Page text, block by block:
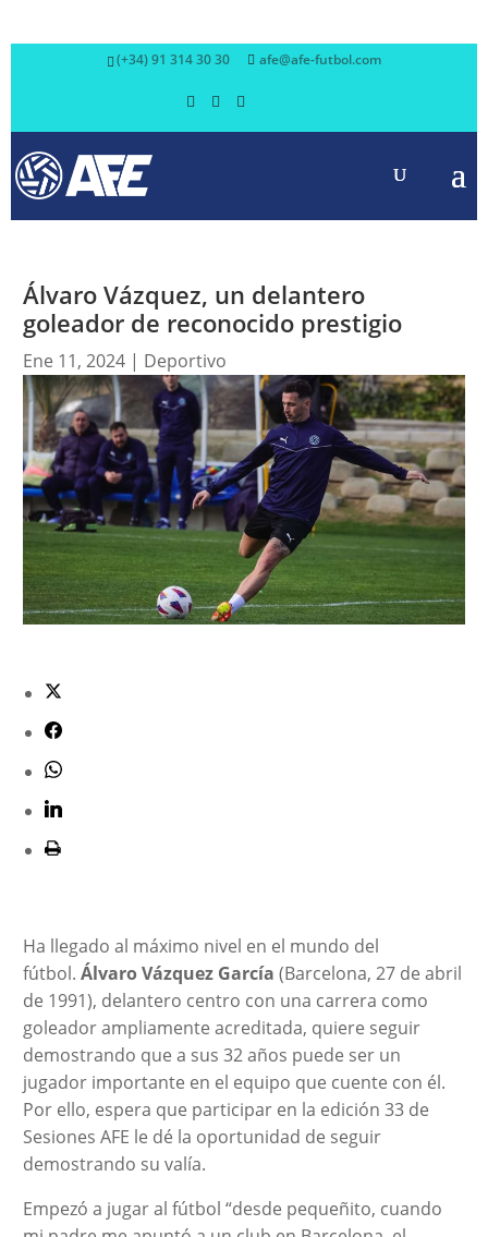
(+34) 91 314 30 30 afe@afe-futbol.com
Álvaro Vázquez, un delantero
goleador de reconocido prestigio
Ene 11, 2024| Deportivo
Ha llegado al máximo nivel en el mundo del
fútbol. Álvaro Vázquez García (Barcelona, 27 de abril
de 1991), delantero centro con una carrera como
goleador ampliamente acreditada, quiere seguir
demostrando que a sus 32 años puede ser un
jugador importante en el equipo que cuente con él.
Por ello, espera que participar en la edición 33 de
Sesiones AFE le dé la oportunidad de seguir
demostrando su valía.
Empezó a jugar al fútbol “desde pequeñito, cuando